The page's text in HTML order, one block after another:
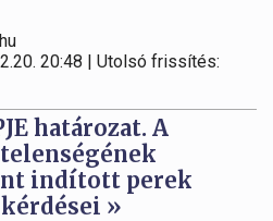
20:48 | Utolsó frissítés:
határozat. A
indított perek
»